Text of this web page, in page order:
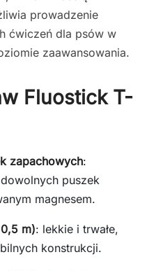
prowadzenie
ćwiczeń dla psów w
zaawansowania.
Fluostick T-
zapachowych:
puszek
magnesem.
m): lekkie i trwałe,
konstrukcji.